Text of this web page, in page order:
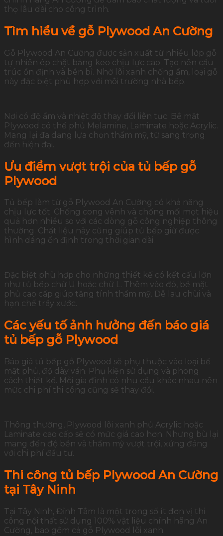
thọ lâu dài cho công trình.
Tìm hiểu về gỗ Plywood An Cường
Gỗ Plywood An Cường được sản xuất từ nhiều lớp gỗ
tự nhiên ép chặt bằng keo chịu lực cao. Tạo nên cấu
trúc ổn định và bền bỉ. Nhờ lõi xanh chống ẩm, loại gỗ
này đặc biệt phù hợp với môi trường nhà bếp.
Nơi có độ ẩm và nhiệt độ thay đổi liên tục. Bề mặt
Plywood có thể phủ Melamine, Laminate hoặc Acrylic.
Mang lại đa dạng lựa chọn thẩm mỹ, từ sang trọng
đến hiện đại.
Ưu điểm vượt trội của tủ bếp gỗ
Plywood
Tủ bếp làm từ gỗ Plywood An Cường có khả năng
chịu lực tốt. Chống cong vênh và chống mối mọt hiệu
quả hơn nhiều so với các dòng gỗ công nghiệp thông
thường. Chất liệu này cũng giúp tủ bếp giữ được
hình dáng ổn định trong thời gian dài.
Đặc biệt phù hợp cho những thiết kế có kết cấu lớn
như tủ bếp chữ U hoặc chữ L. Thêm vào đó, bề mặt
phủ cao cấp giúp tăng tính thẩm mỹ. Dễ lau chùi và
hạn chế trầy xước.
Các yếu tố ảnh hưởng đến báo giá
tủ bếp gỗ Plywood
Báo giá tủ bếp gỗ Plywood sẽ phụ thuộc vào loại bề
mặt phủ, độ dày ván. Phụ kiện sử dụng và phong
cách thiết kế. Mỗi gia đình có nhu cầu khác nhau nên
mức chi phí thi công cũng sẽ thay đổi.
Thông thường, Plywood lõi xanh phủ Acrylic hoặc
Laminate cao cấp sẽ có mức giá cao hơn. Nhưng bù lại
mang đến độ bền và thẩm mỹ vượt trội, xứng đáng
với chi phí đầu tư.
Thi công tủ bếp Plywood An Cường
tại Tây Ninh
Tại Tây Ninh, Đỉnh Tâm là một trong số ít đơn vị thi
công nội thất sử dụng 100% vật liệu chính hãng An
Cường, bao gồm cả gỗ Plywood lõi xanh.